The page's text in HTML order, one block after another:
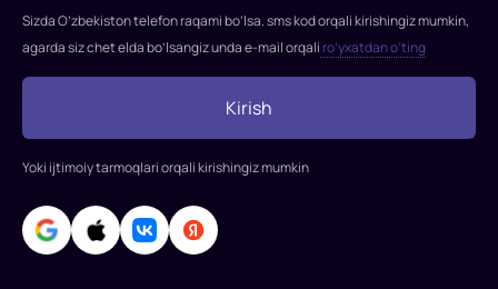
Efron
Rollarda:
Tom
Meg
Rayan,
Kinner,
Parker
Sizda O’zbekiston telefon raqami bo’lsa. sms kod orqali kirishingiz mumkin,
agarda siz chet elda bo’lsangiz unda e-mail orqali ro’yxatdan o’ting
Kirish
Yoki ijtimoiy tarmoqlari orqali kirishingiz mumkin